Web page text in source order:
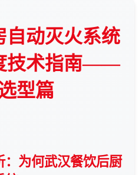
自动灭火系统
技术指南——
型篇
：为何武汉餐饮后厨